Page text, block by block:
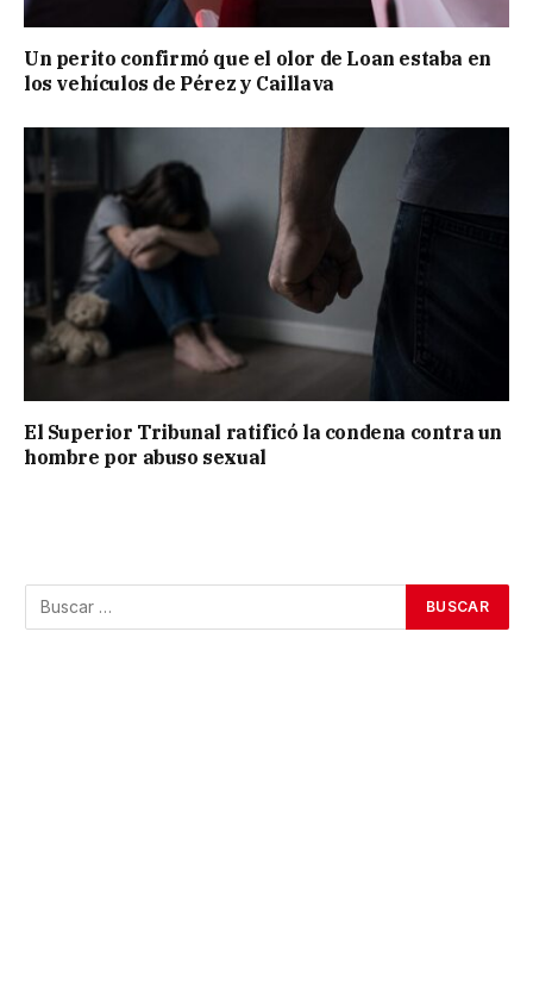
Un perito confirmó que el olor de Loan estaba en
los vehículos de Pérez y Caillava
El Superior Tribunal ratificó la condena contra un
hombre por abuso sexual